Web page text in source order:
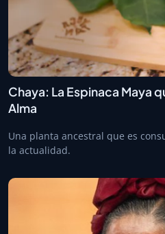
Chaya: La Espinaca Maya
Alma
Una planta ancestral que es
la actualidad.